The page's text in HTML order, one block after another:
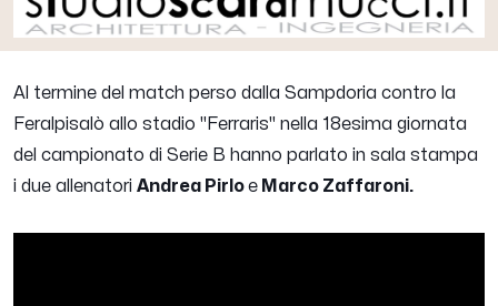
Al termine del match perso dalla Sampdoria contro la
Feralpisalò allo stadio "Ferraris" nella 18esima giornata
del campionato di Serie B hanno parlato in sala stampa
i due allenatori Andrea Pirloe Marco Zaffaroni.